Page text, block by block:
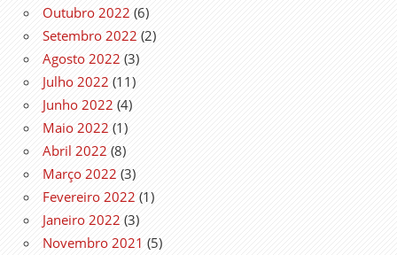
Outubro 2022 (6)
Setembro 2022 (2)
Agosto 2022 (3)
Julho 2022 (11)
Junho 2022 (4)
Maio 2022 (1)
Abril 2022 (8)
Março 2022 (3)
Fevereiro 2022 (1)
Janeiro 2022 (3)
Novembro 2021 (5)